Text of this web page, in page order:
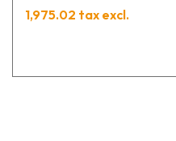
1,975.02 tax excl.